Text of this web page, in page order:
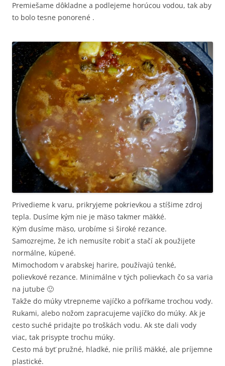
Premiešame dôkladne a podlejeme horúcou vodou, tak aby
to bolo tesne ponorené .
Privedieme k varu, prikryjeme pokrievkou a stíšime zdroj
tepla. Dusíme kým nie je mäso takmer mäkké.
Kým dusíme mäso, urobíme si široké rezance.
Samozrejme, že ich nemusíte robiť a stačí ak použijete
normálne, kúpené.
Mimochodom v arabskej harire, používajú tenké,
polievkové rezance. Minimálne v tých polievkach čo sa varia
na jutube 🙂
Takže do múky vtrepneme vajíčko a pofŕkame trochou vody.
Rukami, alebo nožom zapracujeme vajíčko do múky. Ak je
cesto suché pridajte po troškách vodu. Ak ste dali vody
viac, tak prisypte trochu múky.
Cesto má byť pružné, hladké, nie príliš mäkké, ale príjemne
plastické.